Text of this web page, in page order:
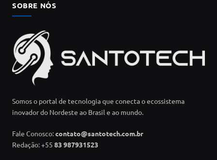
SOBRE NÓS
Somos o portal de tecnologia que conecta o ecossistema
inovador do Nordeste ao Brasil e ao mundo.
Fale Conosco:contato@santotech.com.br
Redação: +55 83 987931523